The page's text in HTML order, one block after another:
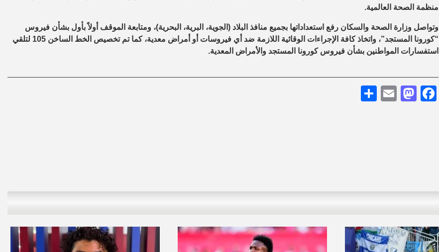
منظمة الصحة العالمية.
وتواصل وزارة الصحة والسكان رفع استعداداتها بجميع منافذ البلاد (الجوية، البرية، البحرية)، ومتابعة الموقف أولاً بأول بشأن فيروس
“كورونا المستجد”، واتخاذ كافة الإجراءات الوقائية اللازمة ضد أي فيروسات أو أمراض معدية، كما تم تخصيص الخط الساخن 105 لتلقي
استفسارات المواطنين بشأن فيروس كورونا المستجد والأمراض المعدية.
Facebook
Mastodon
Email